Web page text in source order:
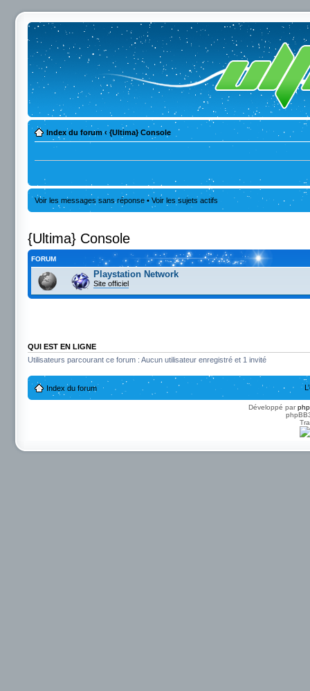
Index du forum ‹ {Ultima} Console
Voir les messages sans réponse • Voir les sujets actifs
{Ultima} Console
FORUM
Playstation Network
Site officiel
QUI EST EN LIGNE
Utilisateurs parcourant ce forum : Aucun utilisateur enregistré et 1 invité
Index du forum
Développé par